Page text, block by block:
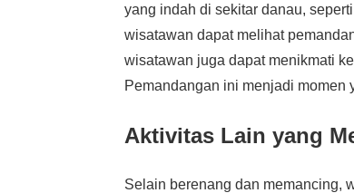
yang indah di sekitar danau,
wisatawan dapat melihat
wisatawan juga dapat menikmati
Pemandangan ini menjadi momen
Aktivitas Lain yang
Selain berenang dan memancing,